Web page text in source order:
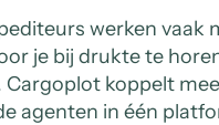
werken vaak
je bij drukte te
Cargoplot koppelt
agenten in één